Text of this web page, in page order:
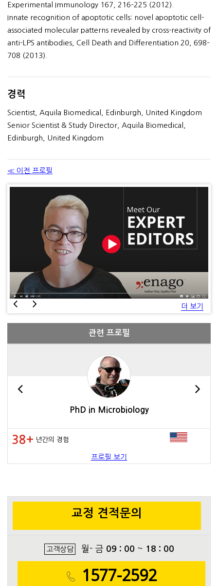
Experimental Immunology 167, 216–225 (2012).
Innate recognition of apoptotic cells: novel apoptotic cell-
associated molecular patterns revealed by cross-reactivity of
anti-LPS antibodies, Cell Death and Differentiation 20, 698–
708 (2013).
경력
Scientist, Aquila Biomedical, Edinburgh, United Kingdom
Senior Scientist & Study Director, Aquila Biomedical,
Edinburgh, United Kingdom
≪ 이전 프로필
더 보기
관련 프로필
PhD in Microbiology
38+ 년간의 경험
프로필 보기
교정 견적문의
고객상담 월- 금 09 : 00 ~ 18 : 00
1577-2592